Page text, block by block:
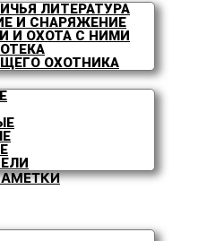
ЛИТЕРАТУРА
И СНАРЯЖЕНИЕ
И ОХОТА С НИМИ
ОХОТНИКА